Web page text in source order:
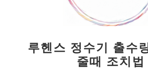
루헨스 정수기 출수
줄때 조치법